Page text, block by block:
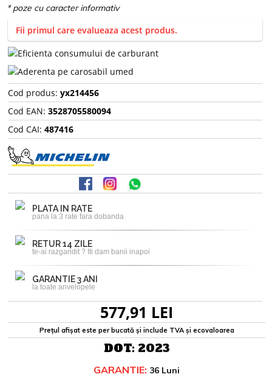
Fii primul care evalueaza acest produs.
Cod produs: yx214456
Cod EAN: 3528705580094
Cod CAI: 487416
PLATA IN RATE
pana la 3 rate fara dobanda
RETUR 14 ZILE
te-ai razgandit ? Iti dam banii inapoi
GARANTIE 3 ANI
la toate anvelopele
577,91 LEI
Prețul afișat este per bucată și include TVA și ecovaloarea
DOT: 2023
GARANTIE: 36 Luni